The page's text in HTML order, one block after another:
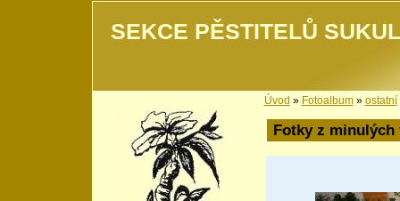
SEKCE PĚSTITELŮ
Úvod » Fotoalbum» ostatní
Fotky z minulých